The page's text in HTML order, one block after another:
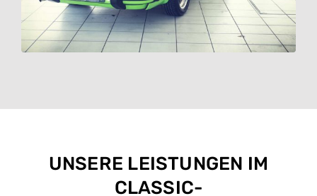
UNSERE LEISTUNGEN IM
CLASSIC-